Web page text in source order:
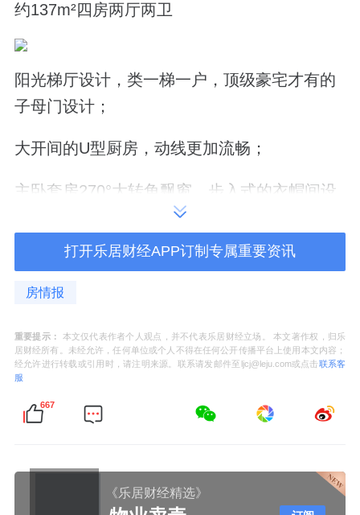
约137m²四房两厅两卫
阳光梯厅设计，类一梯一户，顶级豪宅才有的
子母门设计；
大开间的U型厨房，动线更加流畅；
主卧套房270°大转角飘窗，步入式的衣帽间设
外接1.7万方绿地公园，内设下沉式庭院与会
所，引入泳池、健身房等配套。下沉式庭院借
其林星厨私宴厅、雪茄吧、商务会议室等。此
外，还计划引入“天奕俱乐部”会员体系。
商业上，周边有
、恒生万鹂广场等商
教育方面，临近东方幼儿园、福山唐城外国语
小学及建平培德实验中学等。
打开乐居财经APP订制专属重要资讯
房情报
重要提示：
本文仅代表作者个人观点，并不代表乐居财经立场。 本文著作权，归乐
居财经所有。未经允许，任何单位或个人不得在任何公开传播平台上使用本文内容；
经允许进行转载或引用时，请注明来源。联系请发邮件至ljcj@leju.com或点击联系客
服
667
《乐居财经精选》